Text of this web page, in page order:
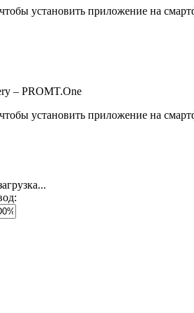
установить приложение на
установить приложение на